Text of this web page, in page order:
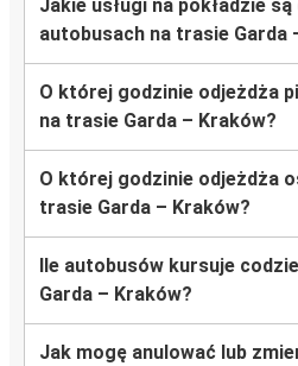
Jakie usługi na pokładzie
autobusach na trasie Garda
O której godzinie odjeżdża
na trasie Garda – Kraków?
O której godzinie odjeżdża
trasie Garda – Kraków?
Ile autobusów kursuje
Garda – Kraków?
Jak mogę anulować lub